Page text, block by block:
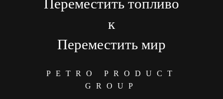
Переместить топливо
к
Переместить мир
PETRO PRODUCT
GROUP